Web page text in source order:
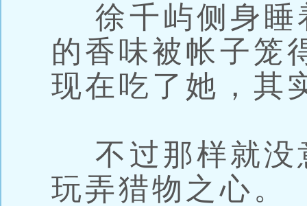
徐千屿侧身睡
的香味被帐子笼
现在吃了她，其
不过那样就没
玩弄猎物之心。